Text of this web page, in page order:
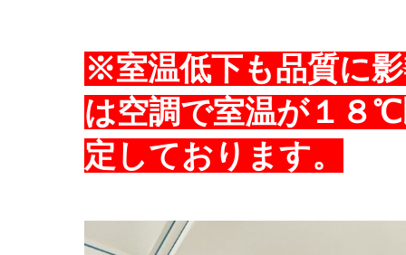
※室温低下も品質に
は空調で室温が１８
定しております。